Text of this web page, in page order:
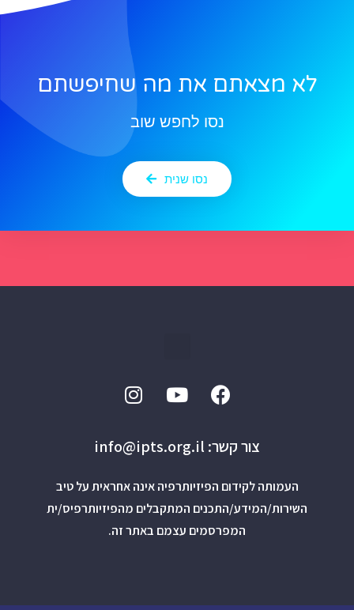
לא מצאתם את מה שחיפשתם
נסו לחפש שוב
נסו שנית
צור קשר: info@ipts.org.il
העמותה לקידום הפיזיותרפיה אינה אחראית על טיב
השירות/המידע/התכנים המתקבלים מהפיזיותרפיס/ית
המפרסמים עצמם באתר זה.